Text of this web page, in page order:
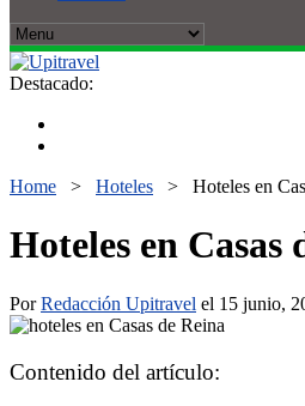
Destacado:
Home > Hoteles > Hoteles en
Hoteles en Casas
PorRedacción Upitravel el 15 junio,
Contenido del artículo: